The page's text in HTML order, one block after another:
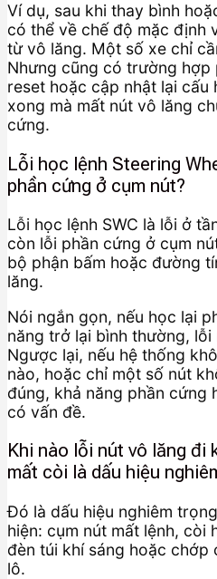
Ví dụ, sau khi thay bình
có thể về chế độ mặc định
từ vô lăng. Một số xe chỉ
Nhưng cũng có trường hợp
reset hoặc cập nhật lại cấu
xong mà mất nút vô lăng
cứng.
Lỗi học lệnh Steering
phần cứng ở cụm nút?
Lỗi học lệnh SWC là lỗi ở
còn lỗi phần cứng ở cụm
bộ phận bấm hoặc đường
lăng.
Nói ngắn gọn, nếu học lại
năng trở lại bình thường, lỗi
Ngược lại, nếu hệ thống
nào, hoặc chỉ một số nút
đúng, khả năng phần cứng
có vấn đề.
Khi nào lỗi nút vô lăng đi
mất còi là dấu hiệu
Đó là dấu hiệu nghiêm
hiện: cụm nút mất lệnh,
đèn túi khí sáng hoặc
lô.